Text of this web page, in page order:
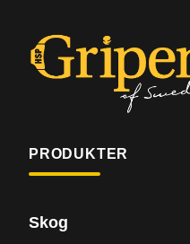
PRODUKTER
Skog